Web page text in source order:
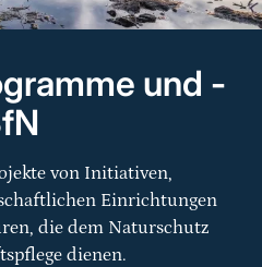
und -
von Initiativen,
Einrichtungen
die dem Naturschutz
dienen.